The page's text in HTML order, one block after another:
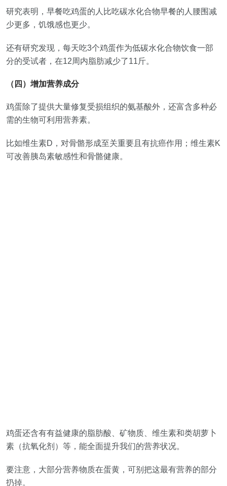
研究表明，早餐吃鸡蛋的人比吃碳水化合物早餐的人腰围减
少更多，饥饿感也更少。
还有研究发现，每天吃3个鸡蛋作为低碳水化合物饮食一部
分的受试者，在12周内脂肪减少了11斤。
（四）增加营养成分
鸡蛋除了提供大量修复受损组织的氨基酸外，还富含多种必
需的生物可利用营养素。
比如维生素D，对骨骼形成至关重要且有抗癌作用；维生素K
可改善胰岛素敏感性和骨骼健康。
鸡蛋还含有有益健康的脂肪酸、矿物质、维生素和类胡萝卜
素（抗氧化剂）等，能全面提升我们的营养状况。
要注意，大部分营养物质在蛋黄，可别把这最有营养的部分
扔掉。